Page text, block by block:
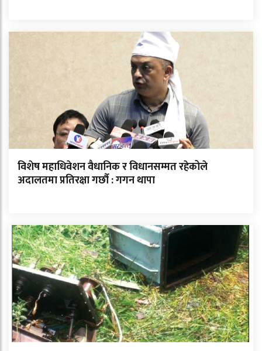
विशेष महाधिवेशन वैधानिक र विधानसम्मत रहेकोले
अदालतमा प्रतिरक्षा गर्छौ : गगन थापा